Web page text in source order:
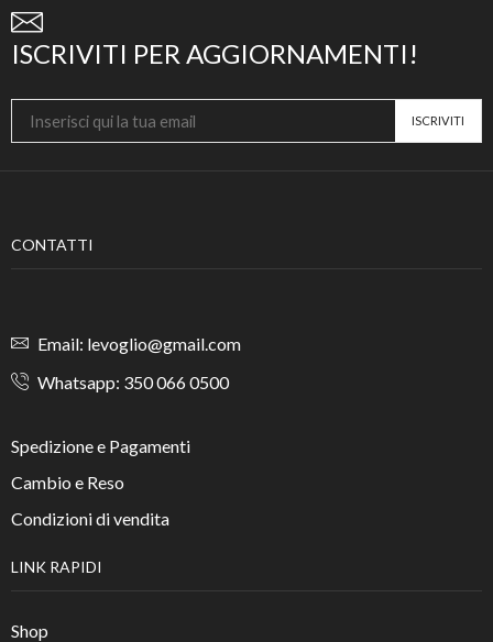
ISCRIVITI PER AGGIORNAMENTI!
CONTATTI
Email: levoglio@gmail.com
Whatsapp: 350 066 0500
Spedizione e Pagamenti
Cambio e Reso
Condizioni di vendita
LINK RAPIDI
Shop